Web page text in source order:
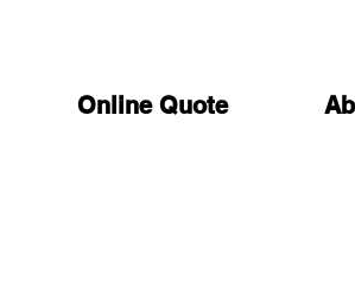
Online Quote